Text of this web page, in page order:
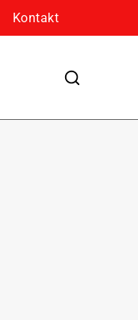
Kontakt